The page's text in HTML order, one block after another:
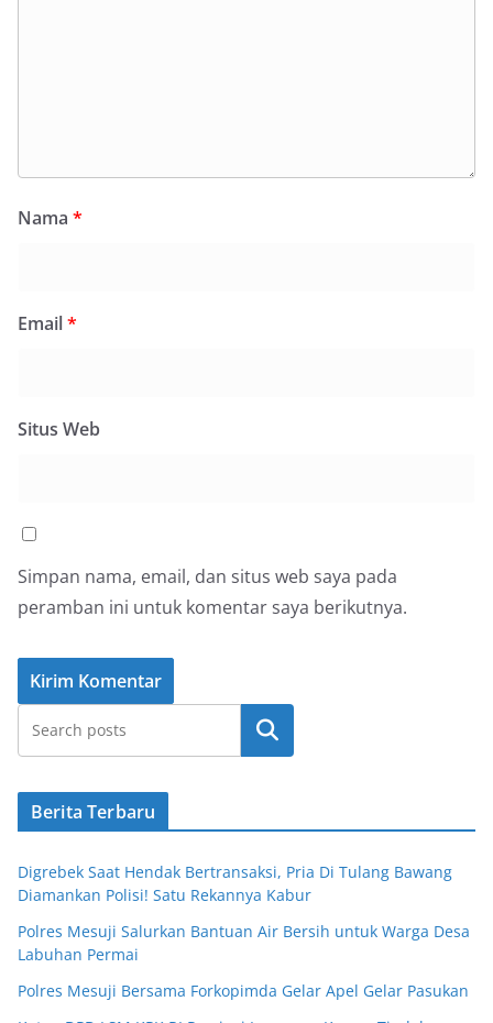
Nama *
Email*
Situs Web
Simpan nama, email, dan situs web saya pada
peramban ini untuk komentar saya berikutnya.
Cari
Berita Terbaru
Digrebek Saat Hendak Bertransaksi, Pria Di Tulang Bawang
Diamankan Polisi! Satu Rekannya Kabur
Polres Mesuji Salurkan Bantuan Air Bersih untuk Warga Desa
Labuhan Permai
Polres Mesuji Bersama Forkopimda Gelar Apel Gelar Pasukan